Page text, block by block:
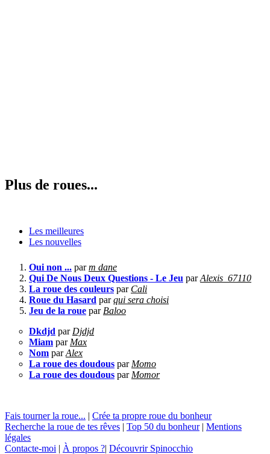
Plus de roues...
Les meilleures
Les nouvelles
Oui non ... parm dane
Qui De Nous Deux Questions - Le Jeu parAlexis_67110
La roue des couleurs par Cali
Roue du Hasard parqui sera choisi
Jeu de la roue par Baloo
Dkdjd par Djdjd
Miam par Max
Nom parAlex
La roue des doudous par Momo
La roue des doudous par Momor
Fais tourner la roue... | Crée ta propre roue du bonheur
Recherche la roue de tes rêves | Top 50 du bonheur| Mentions
légales
Contacte-moi | À propos ?| Découvrir Spinocchio